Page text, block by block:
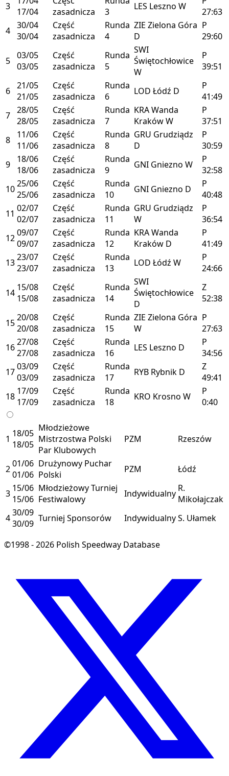
3
17/04
zasadnicza
3
LES Leszno W
27:63
4 30/04
30/04
Część
zasadnicza
Runda
4
ZIE Zielona Góra
D
P
29:60
5 03/05
03/05
Część
zasadnicza
Runda
5
SWI
Świętochłowice
W
P
39:51
6 21/05
21/05
Część
zasadnicza
Runda
6
LOD Łódź D
P
41:49
7 28/05
28/05
Część
zasadnicza
Runda
7
KRAWanda
KrakówW
P
37:51
8
11/06
11/06
Część
zasadnicza
Runda
8
GRU Grudziądz
D
P
30:59
9
18/06
18/06
Część
zasadnicza
Runda
9
GNI Gniezno W
P
32:58
1025/06
25/06
Część
zasadnicza
Runda
10
GNI Gniezno D
P
40:48
11 02/07
02/07
Część
zasadnicza
Runda
11
GRU Grudziądz
W
P
36:54
1209/07
09/07
Część
zasadnicza
Runda
12
KRAWanda
Kraków D
P
41:49
1323/07
23/07
Część
zasadnicza
Runda
13
LOD Łódź W
P
24:66
14 15/08
15/08
Część
zasadnicza
Runda
14
SWI
Świętochłowice
D
Z
52:38
1520/08
20/08
Część
zasadnicza
Runda
15
ZIE Zielona Góra
W
P
27:63
1627/08
27/08
Część
zasadnicza
Runda
16
LES Leszno D
P
34:56
1703/09
03/09
Część
zasadnicza
Runda
17
RYB Rybnik D
Z
49:41
18 17/09
17/09
Część
zasadnicza
Runda
18
KRO Krosno W
P
0:40
1 18/05
18/05
Młodzieżowe
Mistrzostwa Polski
Par Klubowych
PZM Rzeszów
201/06
01/06
Drużynowy Puchar
Polski
PZM Łódź
3 15/06
15/06
Młodzieżowy Turniej
Festiwalowy
Indywidualny R.
Mikołajczak
430/09
30/09 Turniej Sponsorów IndywidualnyS. Ułamek
©1998 - 2026 Polish Speedway Database